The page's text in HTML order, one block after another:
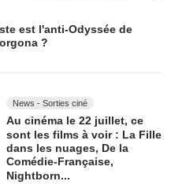
est l'anti-Odyssée de
?
News - Sorties ciné
Au cinéma le 22 juillet, ce
sont les films à voir : La Fille
dans les nuages, De la
Comédie-Française,
Nightborn...